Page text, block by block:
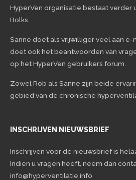
HyperVen organisatie bestaat verder
Bolks.
Sanne doet als vrijwilliger veel aan
doet ook het beantwoorden van
op het HyperVen gebruikers forum.
Zowel Rob als Sanne zijn beide
gebied van de chronische
INSCHRIJVEN NIEUWSBRIEF
Inschrijven voor de nieuwsbrief is
Indien u vragen heeft, neem dan
info@hyperventilatie.info